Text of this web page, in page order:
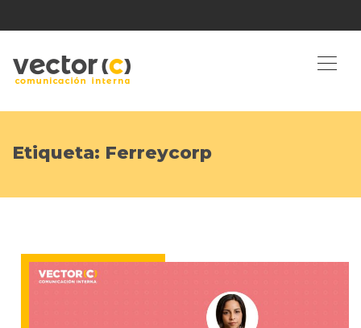
Etiqueta: Ferreycorp